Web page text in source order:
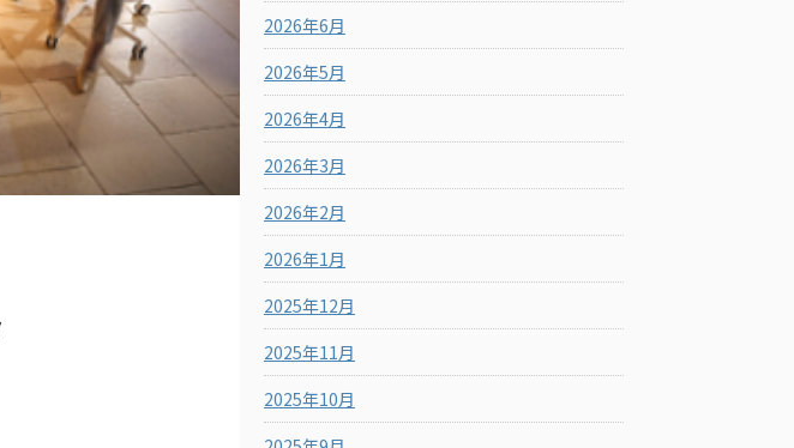
2026年6月
2026年5月
2026年4月
2026年3月
2026年2月
2026年1月
2025年12月
2025年11月
2025年10月